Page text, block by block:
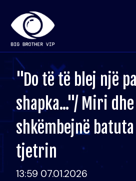
"Do të të blej një
shapka..."/ Miri
shkëmbejnë
tjetrin
13:59 07.01.2026